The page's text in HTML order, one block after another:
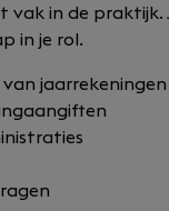
vak in de praktijk.
in je rol.
jaarrekeningen